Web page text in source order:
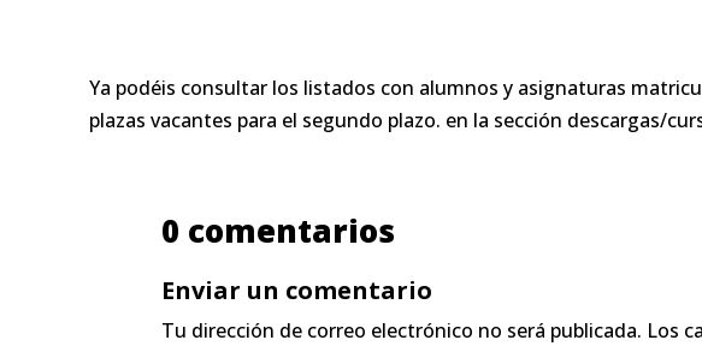
Ya podéis consultar los listados con alumnos y asignaturas
plazas vacantes para el segundo plazo. en la sección descargas/
0 comentarios
Enviar un comentario
Tu dirección de correo electrónico no será publicada. Los